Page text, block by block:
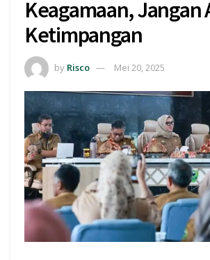
Keagamaan, Jangan
Ketimpangan
by Risco Mei 20, 2025